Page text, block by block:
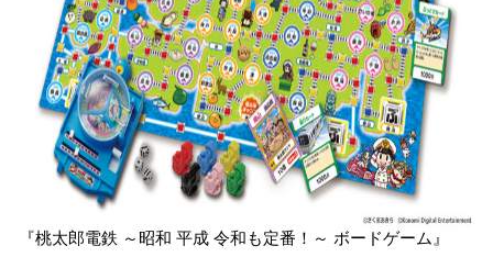
『桃太郎電鉄 ～昭和 平成 令和も定番！～ ボードゲーム』